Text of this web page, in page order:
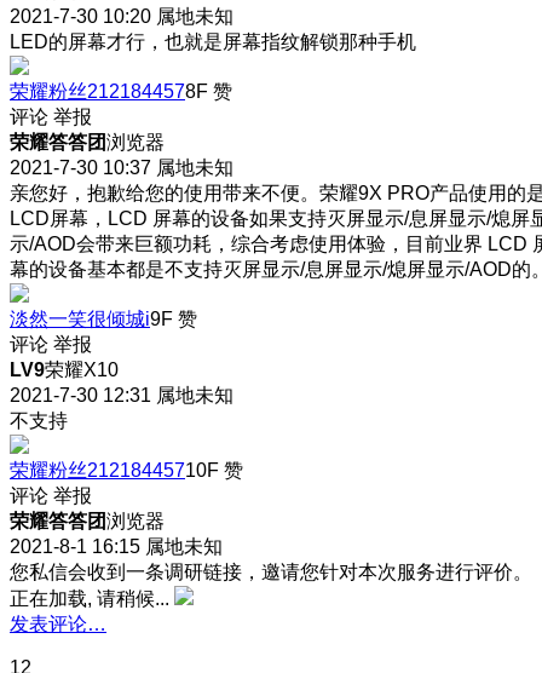
2021-7-30 10:20 属地未知
LED的屏幕才行，也就是屏幕指纹解锁那种手机
荣耀粉丝2121844578F 赞
评论 举报
荣耀答答团浏览器
2021-7-30 10:37 属地未知
亲您好，抱歉给您的使用带来不便。荣耀9X PRO产品使用的
LCD屏幕，LCD 屏幕的设备如果支持灭屏显示/息屏显示/熄屏
示/AOD会带来巨额功耗，综合考虑使用体验，目前业界 LCD
幕的设备基本都是不支持灭屏显示/息屏显示/熄屏显示/AOD的
淡然一笑很倾城i9F 赞
评论 举报
LV9荣耀X10
2021-7-30 12:31 属地未知
不支持
荣耀粉丝21218445710F 赞
评论 举报
荣耀答答团浏览器
2021-8-1 16:15 属地未知
您私信会收到一条调研链接，邀请您针对本次服务进行评价。
正在加载, 请稍候...
发表评论…
12